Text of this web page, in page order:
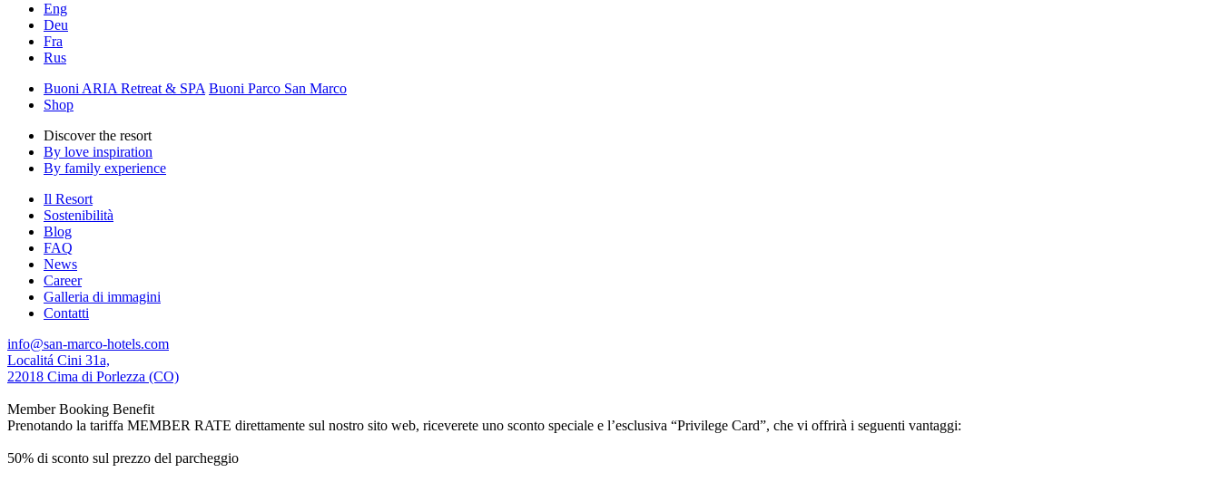
Eng
Deu
Fra
Rus
Buoni ARIA Retreat & SPA Buoni Parco San Marco
Shop
Discover the resort
By love inspiration
By family experience
Il Resort
Sostenibilità
Blog
FAQ
News
Career
Galleria di immagini
Contatti
info@san-marco-hotels.com
Localitá Cini 31a,
22018 Cima di Porlezza (CO)
Member Booking Benefit
Prenotando la tariffa MEMBER RATE direttamente sul nostro sito web, riceverete uno sconto speciale e l’esclusiva “Privilege Card”, che vi offrirà i seguenti vantaggi:
50% di sconto sul prezzo del parcheggio